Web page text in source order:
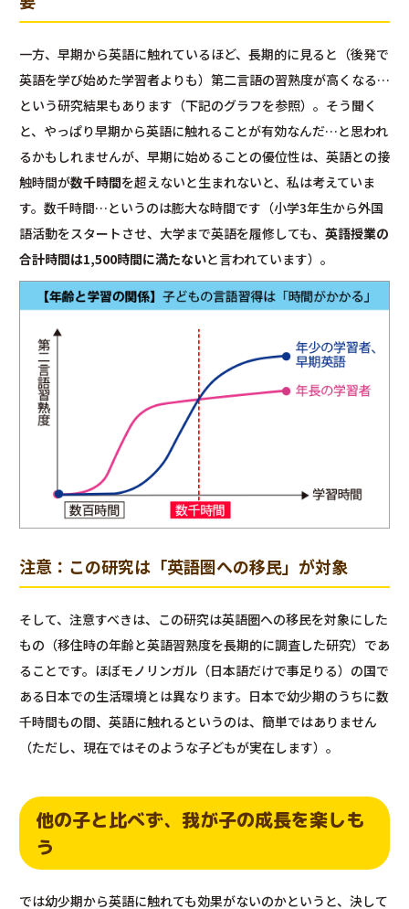
一方、早期から英語に触れているほど、長期的に見ると（後発で
英語を学び始めた学習者よりも）第二言語の習熟度が高くなる…
という研究結果もあります（下記のグラフを参照）。そう聞く
と、やっぱり早期から英語に触れることが有効なんだ…と思われ
るかもしれませんが、早期に始めることの優位性は、英語との接
触時間が数千時間を超えないと生まれないと、私は考えていま
す。数千時間…というのは膨大な時間です（小学3年生から外国
語活動をスタートさせ、大学まで英語を履修しても、 英語授業の
合計時間は1,500時間に満たないと言われています）。
注意：この研究は「英語圏への移民」が対象
そして、注意すべきは、この研究は英語圏への移民を対象にした
もの（移住時の年齢と英語習熟度を長期的に調査した研究）であ
ることです。ほぼモノリンガル（日本語だけで事足りる）の国で
ある日本での生活環境とは異なります。日本で幼少期のうちに数
千時間もの間、英語に触れるというのは、簡単ではありません
（ただし、現在ではそのような子どもが実在します）。
他の子と比べず、我が子の成長を楽しも
う
では幼少期から英語に触れても効果がないのかというと、決して